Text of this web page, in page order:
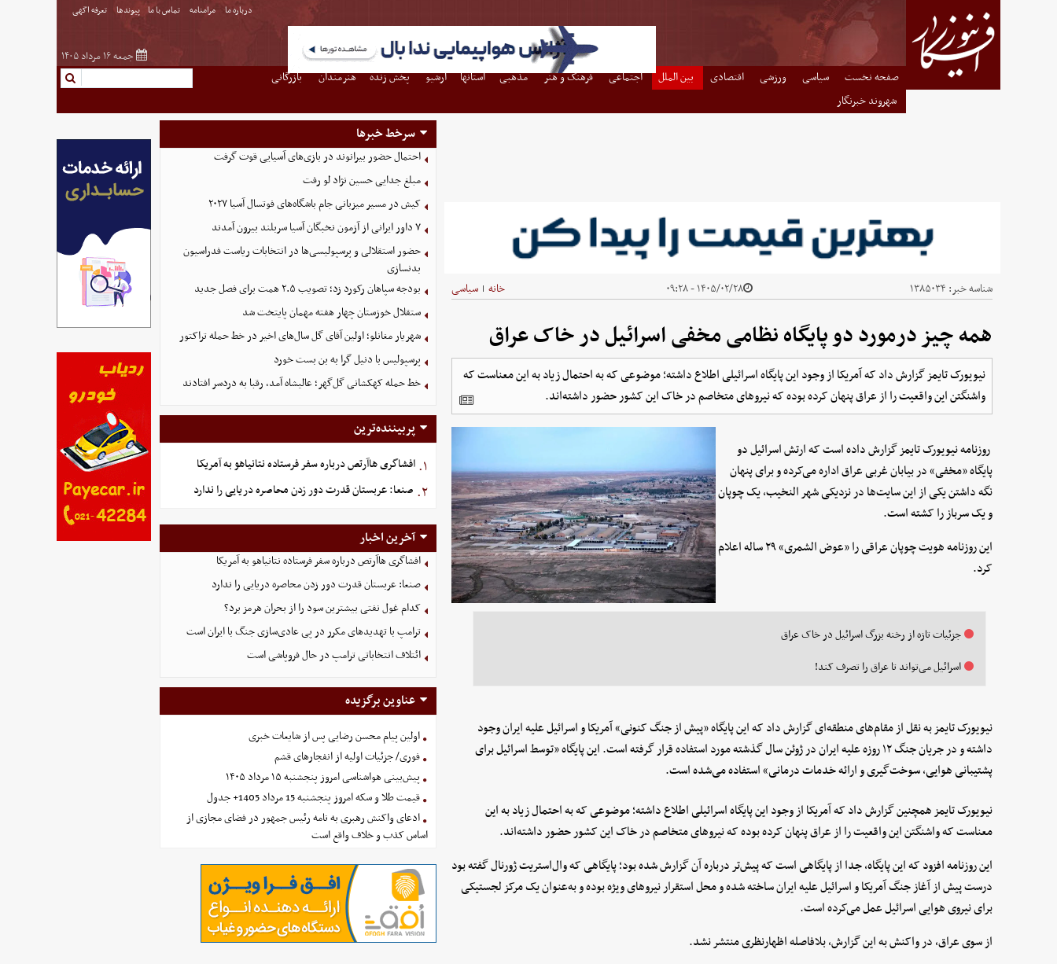
درباره ما مرامنامه تماس با ما پیوندها تعرفه اگهی
جمعه ۱۶ مرداد ۱۴۰۵
صفحه نخست سیاسی ورزشی اقتصادی بین الملل اجتماعی فرهنگ و هنر مذهبی استانها آرشیو پخش زنده هنرمندان
بازرگانی
شهروند خبرنگار
شناسه خبر: ۱۳۸۵۰۳۴ ۱۴۰۵/۰۲/۲۸ - ۰۹:۲۸ خانه | سیاسی
همه چیز درمورد دو پایگاه نظامی مخفی اسرائیل در خاک عراق
نیویورک تایمز گزارش داد که آمریکا از وجود این پایگاه اسرائیلی اطلاع داشته؛ موضوعی که به احتمال زیاد به این معناست که
واشنگتن این واقعیت را از عراق پنهان کرده بوده که نیروهای متخاصم در خاک این کشور حضور داشته‌اند.
روزنامه نیویورک تایمز گزارش داده است که ارتش اسرائیل دو
پایگاه «مخفی» در بیابان غربی عراق اداره می‌کرده و برای پنهان
نگه داشتن یکی از این سایت‌ها در نزدیکی شهر النخیب، یک چوپان
و یک سرباز را کشته است.
این روزنامه هویت چوپان عراقی را «عوض الشمری» ۲۹ ساله اعلام
کرد.
جزئیات تازه از رخنه بزرگ اسرائیل در خاک عراق
اسرائیل می‌تواند تا عراق را تصرف کند!
نیویورک تایمز به نقل از مقام‌های منطقه‌ای گزارش داد که این پایگاه «پیش از جنگ کنونی» آمریکا و اسرائیل علیه ایران وجود
داشته و در جریان جنگ ۱۲ روزه علیه ایران در ژوئن سال گذشته مورد استفاده قرار گرفته است. این پایگاه «توسط اسرائیل برای
پشتیبانی هوایی، سوخت‌گیری و ارائه خدمات درمانی» استفاده می‌شده است.
نیویورک تایمز همچنین گزارش داد که آمریکا از وجود این پایگاه اسرائیلی اطلاع داشته؛ موضوعی که به احتمال زیاد به این
معناست که واشنگتن این واقعیت را از عراق پنهان کرده بوده که نیروهای متخاصم در خاک این کشور حضور داشته‌اند.
این روزنامه افزود که این پایگاه، جدا از پایگاهی است که پیش‌تر درباره آن گزارش شده بود؛ پایگاهی که وال‌استریت ژورنال گفته بود
درست پیش از آغاز جنگ آمریکا و اسرائیل علیه ایران ساخته شده و محل استقرار نیروهای ویژه بوده و به‌عنوان یک مرکز لجستیکی
برای نیروی هوایی اسرائیل عمل می‌کرده است.
از سوی عراق، در واکنش به این گزارش، بلافاصله اظهارنظری منتشر نشد.
سرخط خبرها
احتمال حضور بیرانوند در بازی‌های آسیایی قوت گرفت
مبلغ جدایی حسین نژاد لو رفت
کیش در مسیر میزبانی جام باشگاه‌های فوتسال آسیا ۲۰۲۷
۷ داور ایرانی از آزمون نخبگان آسیا سربلند بیرون آمدند
حضور استقلالی و پرسپولیسی‌ها در انتخابات ریاست فدراسیون
بدنسازی
بودجه سپاهان رکورد زد؛ تصویب ۲.۵ همت برای فصل جدید
ستقلال خوزستان چهار هفته مهمان پایتخت شد
شهریار مغانلو؛ اولین آقای گل سال‌های اخیر در خط حمله تراکتور
پرسپولیس با دنیل گرا به بن بست خورد
خط حمله کهکشانی گل‌گهر؛ عالیشاه آمد، رقبا به دردسر افتادند
پربیننده‌ترین
۱. افشاگری هاآرتص درباره سفر فرستاده نتانیاهو به آمریکا
۲. صنعا: عربستان قدرت دور زدن محاصره دریایی را ندارد
آخرین اخبار
افشاگری هاآرتص درباره سفر فرستاده نتانیاهو به آمریکا
صنعا: عربستان قدرت دور زدن محاصره دریایی را ندارد
کدام غول نفتی بیشترین سود را از بحران هرمز برد؟
ترامپ با تهدیدهای مکرر در پی عادی‌سازی جنگ با ایران است
ائتلاف انتخاباتی ترامپ در حال فروپاشی است
عناوین برگزیده
اولین پیام محسن رضایی پس از شایعات خبری
فوری/ جزئیات اولیه از انفجارهای قشم
پیش‌بینی هواشناسی امروز پنجشنبه ۱۵ مرداد ۱۴۰۵
قیمت طلا و سکه امروز پنجشنبه 15 مرداد 1405+ جدول
ادعای واکنش رهبری به نامه رئیس جمهور در فضای مجازی از
اساس کذب و خلاف واقع است